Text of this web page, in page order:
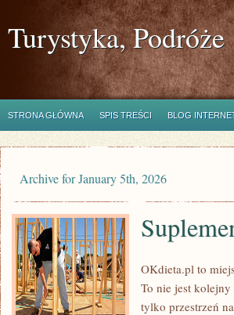
Turystyka, Podróże
STRONA GŁÓWNA SPIS TREŚCI BLOG
Archive for January 5th, 2026
OKdieta.pl to
To nie jest
tylko przestrzeń